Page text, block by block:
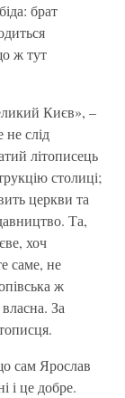
брат
ж тут
Києв», –
слід
літописець
столиці;
церкви та
Та,
хоч
саме, не
ж
За
сам Ярослав
і це добре.